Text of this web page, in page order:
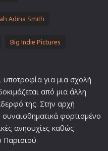
Χριστουγεννιάτικες
Adina Smith
Big Indie Pictures
υποτροφία για μια σχολή
από μια άλλη
της. Στην αρχή
συναισθηματικά φορτισμένο
ανησυχίες καθώς
Παρισιού